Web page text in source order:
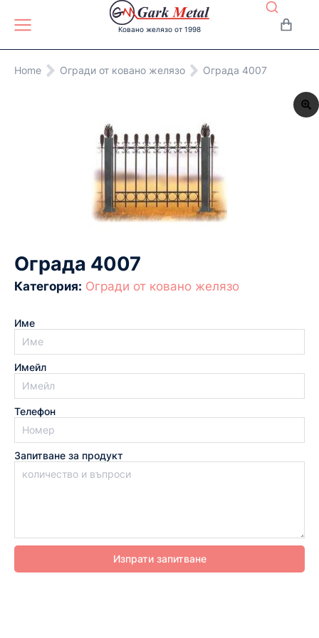
Ковано желязо от 1998
You are here:
Home Огради от ковано желязо Ограда 4007
Ограда 4007
Категория: Огради от ковано желязо
Име
Имейл
Телефон
Запитване за продукт
Изпрати запитване